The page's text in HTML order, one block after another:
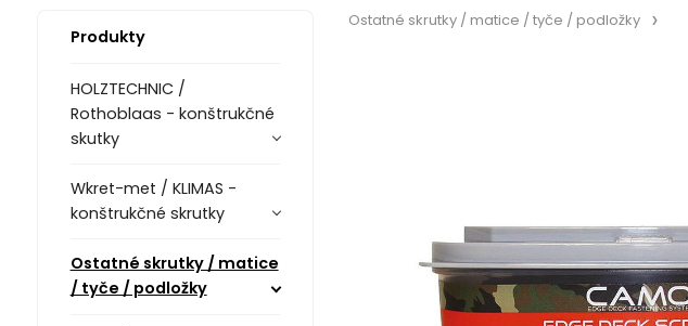
Produkty
HOLZTECHNIC /
Rothoblaas - konštrukčné
skutky
Wkret-met / KLIMAS -
konštrukčné skrutky
Ostatné skrutky / matice
/ tyče / podložky
Ostatné skrutky / matice / tyče / podložky